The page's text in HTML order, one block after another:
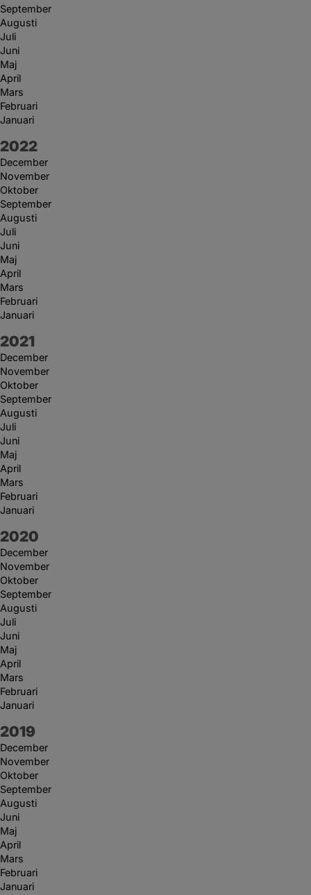
September
Augusti
Juli
Juni
Maj
April
Mars
Februari
Januari
År:
2022
December
November
Oktober
September
Augusti
Juli
Juni
Maj
April
Mars
Februari
Januari
År:
2021
December
November
Oktober
September
Augusti
Juli
Juni
Maj
April
Mars
Februari
Januari
År:
2020
December
November
Oktober
September
Augusti
Juli
Juni
Maj
April
Mars
Februari
Januari
År:
2019
December
November
Oktober
September
Augusti
Juni
Maj
April
Mars
Februari
Januari